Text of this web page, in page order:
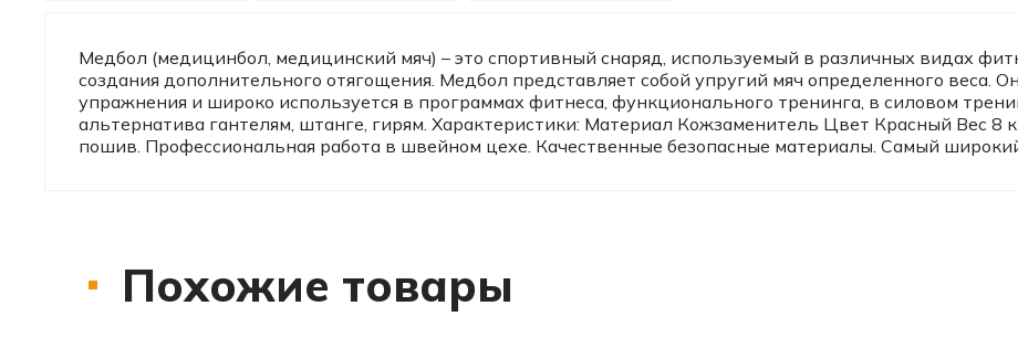
Медбол (медицинбол, медицинский мяч) – это спортивный снаряд, используемый в различных видах
создания дополнительного отягощения. Медбол представляет собой упругий мяч определенного веса.
упражнения и широко используется в программах фитнеса, функционального тренинга, в силовом
альтернатива гантелям, штанге, гирям. Характеристики: Материал Кожзаменитель Цвет Красный Вес 8
пошив. Профессиональная работа в швейном цехе. Качественные безопасные материалы. Самый
Похожие товары